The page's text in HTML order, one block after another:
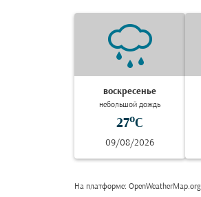
воскресенье
небольшой дождь
27°C
09/08/2026
На платформе: OpenWeatherMap.org